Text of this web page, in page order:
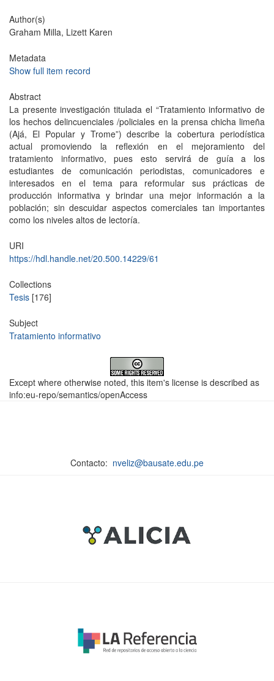
Author(s)
Graham Milla, Lizett Karen
Metadata
Show full item record
Abstract
La presente investigación titulada el “Tratamiento informativo de
los hechos delincuenciales /policiales en la prensa chicha limeña
(Ajá, El Popular y Trome”) describe la cobertura periodística
actual promoviendo la reflexión en el mejoramiento del
tratamiento informativo, pues esto servirá de guía a los
estudiantes de comunicación periodistas, comunicadores e
interesados en el tema para reformular sus prácticas de
producción informativa y brindar una mejor información a la
población; sin descuidar aspectos comerciales tan importantes
como los niveles altos de lectoría.
URI
https://hdl.handle.net/20.500.14229/61
Collections
Tesis [176]
Subject
Tratamiento informativo
Except where otherwise noted, this item's license is described as
info:eu-repo/semantics/openAccess
Contacto: nveliz@bausate.edu.pe